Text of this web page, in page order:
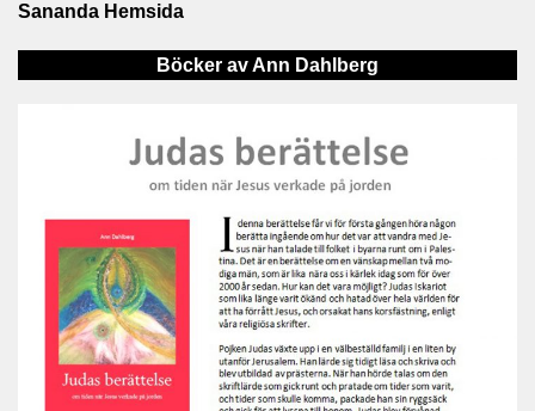
Sananda Hemsida
Böcker av Ann Dahlberg